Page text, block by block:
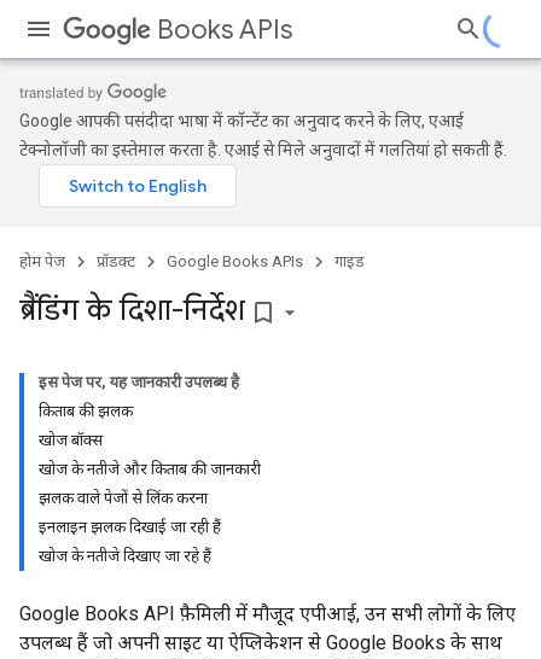
Books APIs
Google आपकी पसंदीदा भाषा में कॉन्टेंट का अनुवाद करने के लिए, एआई
टेक्नोलॉजी का इस्तेमाल करता है. एआई से मिले अनुवादों में गलतियां हो सकती हैं.
होम पेज प्रॉडक्ट Google Books APIs गाइड
ब्रैंडिंग के दिशा-निर्देश bookmark_border
इस पेज पर, यह जानकारी उपलब्ध है
किताब की झलक
खोज बॉक्स
खोज के नतीजे और किताब की जानकारी
झलक वाले पेजों से लिंक करना
इनलाइन झलक दिखाई जा रही हैं
खोज के नतीजे दिखाए जा रहे हैं
Google Books API फ़ैमिली में मौजूद एपीआई, उन सभी लोगों के लिए
उपलब्ध हैं जो अपनी साइट या ऐप्लिकेशन से Google Books के साथ